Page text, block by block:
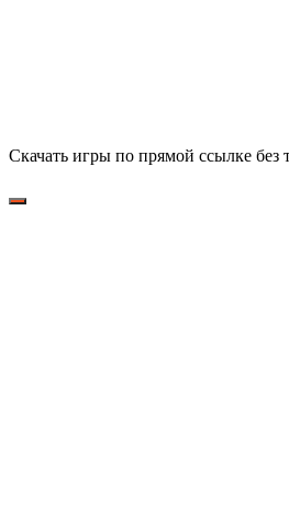
Скачать игры по прямой ссылке без